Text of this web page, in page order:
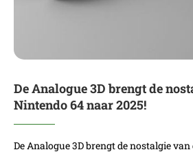
De Analogue 3D brengt de
Nintendo 64 naar 2025!
De Analogue 3D brengt de nostalgie